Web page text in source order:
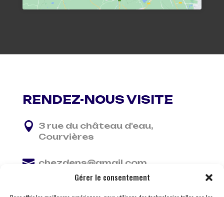
Gérer le consentement
RENDEZ-NOUS VISITE
 3 rue du château d'eau,
Courvières
 chezdens@gmail.com